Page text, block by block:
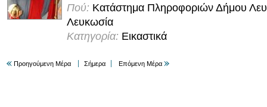
Πού: Κατάστημα Πληροφοριών Δήμου
Λευκωσία
Κατηγορία: Εικαστικά
Προηγούμενη Μέρα Σήμερα Επόμενη Μέρα